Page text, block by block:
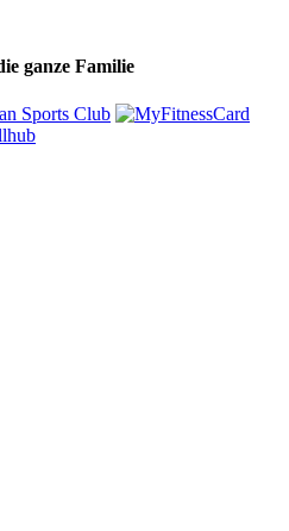
ganze Familie